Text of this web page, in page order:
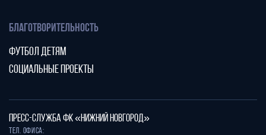
БЛАГОТВОРИТЕЛЬНОСТЬ
ФУТБОЛ ДЕТЯМ
СОЦИАЛЬНЫЕ ПРОЕКТЫ
ПРЕСС-СЛУЖБА ФК «НИЖНИЙ НОВГОРОД»
Тел. офиса: